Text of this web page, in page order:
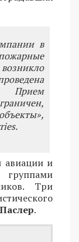
в
Прием
авиации и
Три
.